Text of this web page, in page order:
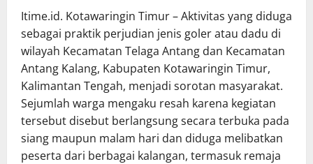
Itime.id. Kotawaringin Timur – Aktivitas yang diduga
sebagai praktik perjudian jenis goler atau dadu di
wilayah Kecamatan Telaga Antang dan Kecamatan
Antang Kalang, Kabupaten Kotawaringin Timur,
Kalimantan Tengah, menjadi sorotan masyarakat.
Sejumlah warga mengaku resah karena kegiatan
tersebut disebut berlangsung secara terbuka pada
siang maupun malam hari dan diduga melibatkan
peserta dari berbagai kalangan, termasuk remaja